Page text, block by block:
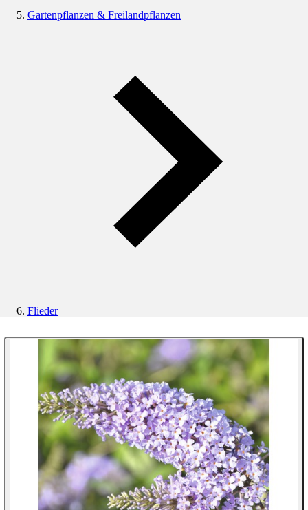
Gartenpflanzen & Freilandpflanzen
Flieder